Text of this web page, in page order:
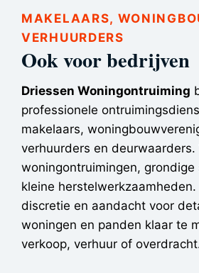
MAKELAARS,
VERHUURDERS
Ook voor bedrijven
Driessen Woningontruiming
professionele
makelaars,
verhuurders en deurwaarders.
woningontruimingen,
kleine
discretie en aandacht voor
woningen en panden klaar te
verkoop, verhuur of